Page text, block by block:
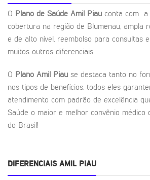
O Plano de Saúde Amil Piau conta com a
cobertura na região de Blumenau, ampla
e de alto nível, reembolso para consultas
muitos outros diferenciais.
O Plano Amil Piau se destaca tanto no
nos tipos de benefícios, todos eles
atendimento com padrão de excelência
Saúde o maior e melhor convênio médico
do Brasil!
DIFERENCIAIS AMIL PIAU